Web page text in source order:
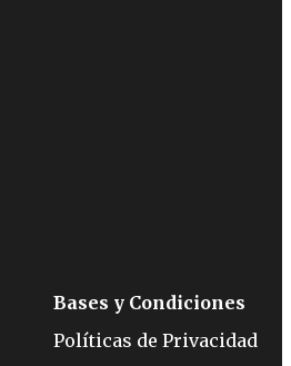
Bases y Condiciones
Políticas de Privacidad